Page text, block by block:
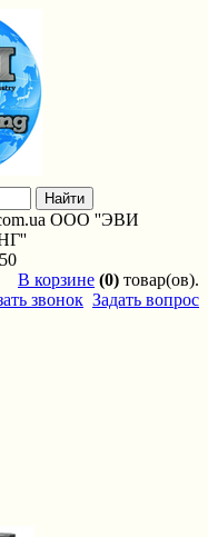
ООО ''ЭВИ
В корзине (0) товар(ов).
звонок Задать вопрос